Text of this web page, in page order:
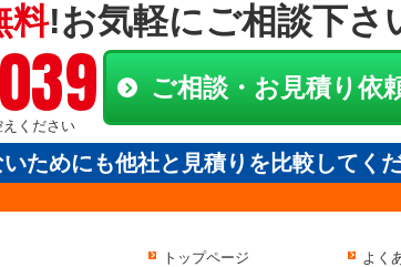
料!お気軽にご相談下さ
ください
ご相談・お見積り依
ためにも他社と見積りを比較してくだ
トップページ
よく